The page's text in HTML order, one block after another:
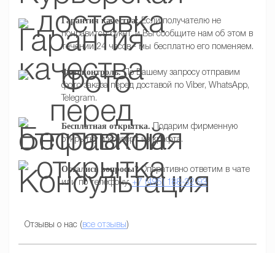
Гарантия качества:Если получателю не
понравится букет, и Вы сообщите нам об этом в
течении 24 часов - мы бесплатно его поменяем.
Фотоконтроль.По Вашему запросу отправим
фото заказа перед доставой по Viber, WhatsApp,
Telegram.
Бесплатная открытка. Подарим фирменную
открытку и конверт из крафта.
Остались вопросы?Оперативно ответим в чате
или по телефону:+7 (495) 188-32-93
Отзывы о нас (все отзывы)